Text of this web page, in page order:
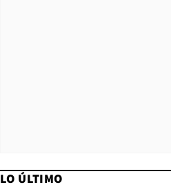
LO ÚLTIMO